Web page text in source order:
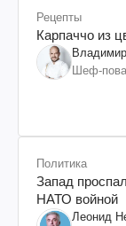
Рецепты
Карпаччо из
Шеф-
Политика
Запад
НАТО войной
Леонид